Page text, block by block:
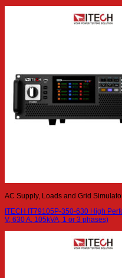
AC Supply, Loads and Grid
ITECH IT79105P-350-630 High
V, 630 A, 105kVA, 1 or 3 phases)